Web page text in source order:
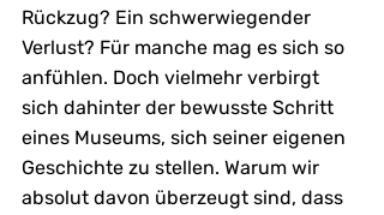
Rückzug? Ein schwerwiegender
Verlust? Für manche mag es sich so
anfühlen. Doch vielmehr verbirgt
sich dahinter der bewusste Schritt
eines Museums, sich seiner eigenen
Geschichte zu stellen. Warum wir
absolut davon überzeugt sind, dass